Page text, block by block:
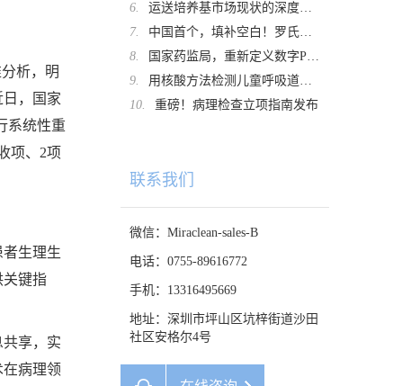
析，明
，国家
系统性重
项、2项
生理生
关键指
享，实
病理领
6.
运送培养基市场现状的深度解析及未来趋势展望
7.
中国首个，填补空白！罗氏诊断重磅拿证
8.
国家药监局，重新定义数字PCR！
9.
用核酸方法检测儿童呼吸道肺炎支原体感染时，口咽拭子取样的检出率远高于鼻咽拭子
10.
重磅！病理检查立项指南发布
联系我们
微信：Miraclean-sales-B
电话：0755-89616772
手机：13316495669
地址：深圳市坪山区坑梓街道沙田
社区安格尔4号